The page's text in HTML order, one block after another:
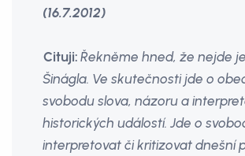
(16.7.2012)
Cituji: Řekněme hned, že nejde
Šinágla. Ve skutečnosti jde o
svobodu slova, názoru a
historických událostí. Jde o
interpretovat či kritizovat dnešní